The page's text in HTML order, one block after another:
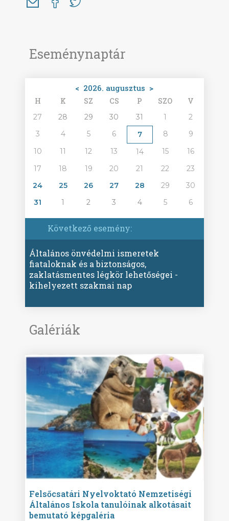
Eseménynaptár
< 2026. augusztus >
H K SZ CS P SZO V
27 28 29 30 31 1
2
3
4 5 6 7 8
9
10
11 12 13 14 15
16
17
18 19 20 21 22
23
24
25 26 27 28 29
30
31
1 2 3 4 5 6
Következő esemény:
Általános önvédelmi ismeretek
fiataloknak és a biztonságos,
zaklatásmentes légkör lehetőségei -
kihelyezett szakmai nap
Galériák
Felsőcsatári Nyelvoktató Nemzetiségi
Általános Iskola tanulóinak alkotásait
bemutató képgaléria